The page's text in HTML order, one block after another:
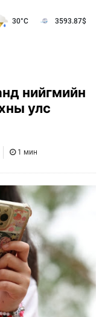
30°C 3593.87$
нийгмийн
улс
1 мин